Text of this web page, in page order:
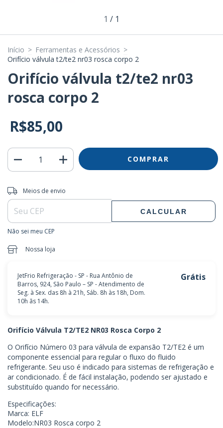
1 / 1
Início > Ferramentas e Acessórios >
Orifício válvula t2/te2 nr03 rosca corpo 2
Orifício válvula t2/te2 nr03
rosca corpo 2
R$85,00
Entregas para o CEP:
Meios de envio
CALCULAR
Não sei meu CEP
Nossa loja
JetFrio Refrigeração - SP - Rua Antônio de
Barros, 924, São Paulo – SP - Atendimento de
Seg. à Sex. das 8h à 21h, Sáb. 8h às 18h, Dom.
10h ãs 14h.
Grátis
Orifício Válvula T2/TE2 NR03 Rosca Corpo 2
O Orifício Número 03 para válvula de expansão T2/TE2 é um
componente essencial para regular o fluxo do fluido
refrigerante. Seu uso é indicado para sistemas de refrigeração e
ar condicionado. É de fácil instalação, podendo ser ajustado e
substituído quando for necessário.
Especificações:
Marca: ELF
Modelo:NR03 Rosca corpo 2